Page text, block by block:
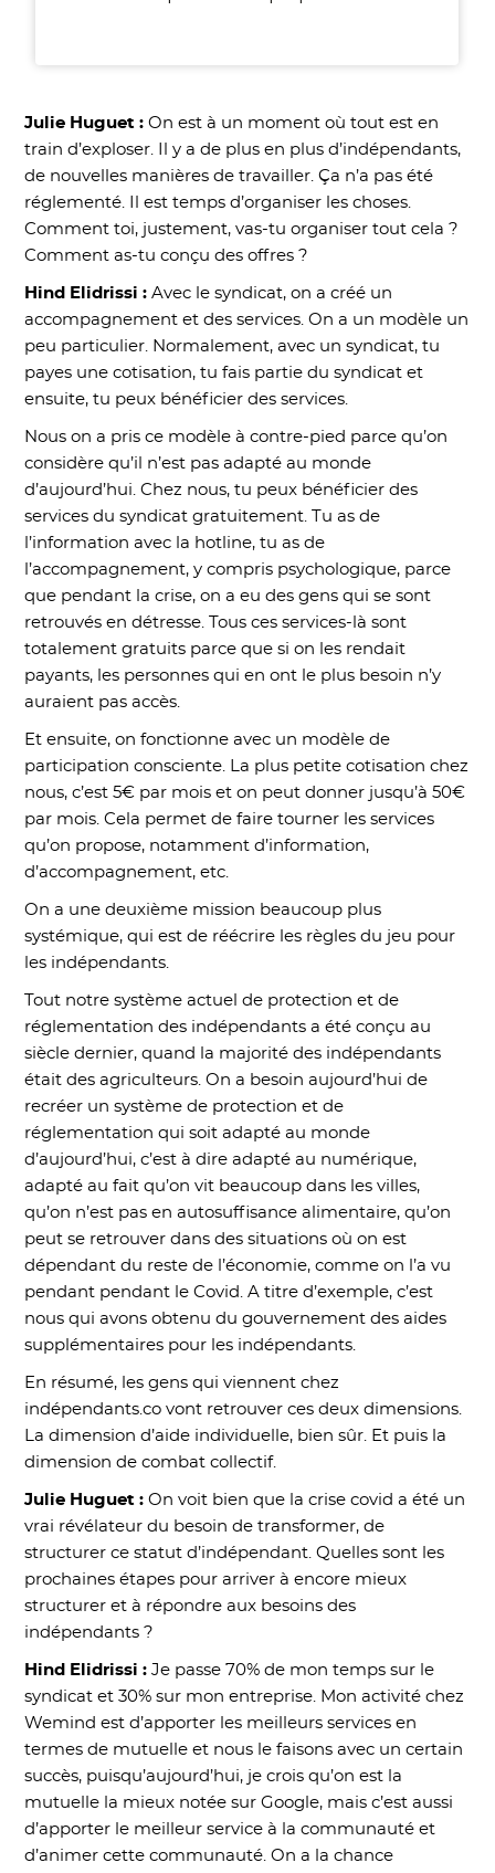
Julie Huguet : On est à un moment où tout est en
train d’exploser. Il y a de plus en plus d’indépendants,
de nouvelles manières de travailler. Ça n’a pas été
réglementé. Il est temps d’organiser les choses.
Comment toi, justement, vas-tu organiser tout cela ?
Comment as-tu conçu des offres ?
Hind Elidrissi : Avec le syndicat, on a créé un
accompagnement et des services. On a un modèle un
peu particulier. Normalement, avec un syndicat, tu
payes une cotisation, tu fais partie du syndicat et
ensuite, tu peux bénéficier des services.
Nous on a pris ce modèle à contre-pied parce qu’on
considère qu’il n’est pas adapté au monde
d’aujourd’hui. Chez nous, tu peux bénéficier des
services du syndicat gratuitement. Tu as de
l’information avec la hotline, tu as de
l’accompagnement, y compris psychologique, parce
que pendant la crise, on a eu des gens qui se sont
retrouvés en détresse. Tous ces services-là sont
totalement gratuits parce que si on les rendait
payants, les personnes qui en ont le plus besoin n’y
auraient pas accès.
Et ensuite, on fonctionne avec un modèle de
participation consciente. La plus petite cotisation chez
nous, c’est 5€ par mois et on peut donner jusqu’à 50€
par mois. Cela permet de faire tourner les services
qu’on propose, notamment d’information,
d’accompagnement, etc.
On a une deuxième mission beaucoup plus
systémique, qui est de réécrire les règles du jeu pour
les indépendants.
Tout notre système actuel de protection et de
réglementation des indépendants a été conçu au
siècle dernier, quand la majorité des indépendants
était des agriculteurs. On a besoin aujourd’hui de
recréer un système de protection et de
réglementation qui soit adapté au monde
d’aujourd’hui, c’est à dire adapté au numérique,
adapté au fait qu’on vit beaucoup dans les villes,
qu’on n’est pas en autosuffisance alimentaire, qu’on
peut se retrouver dans des situations où on est
dépendant du reste de l’économie, comme on l’a vu
pendant pendant le Covid. A titre d’exemple, c’est
nous qui avons obtenu du gouvernement des aides
supplémentaires pour les indépendants.
En résumé, les gens qui viennent chez
indépendants.co vont retrouver ces deux dimensions.
La dimension d’aide individuelle, bien sûr. Et puis la
dimension de combat collectif.
Julie Huguet : On voit bien que la crise covid a été un
vrai révélateur du besoin de transformer, de
structurer ce statut d’indépendant. Quelles sont les
prochaines étapes pour arriver à encore mieux
structurer et à répondre aux besoins des
indépendants ?
Hind Elidrissi : Je passe 70% de mon temps sur le
syndicat et 30% sur mon entreprise. Mon activité chez
Wemind est d’apporter les meilleurs services en
termes de mutuelle et nous le faisons avec un certain
succès, puisqu’aujourd’hui, je crois qu’on est la
mutuelle la mieux notée sur Google, mais c’est aussi
d’apporter le meilleur service à la communauté et
d’animer cette communauté. On a la chance